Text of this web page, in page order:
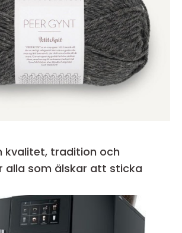
alla som älskar att sticka